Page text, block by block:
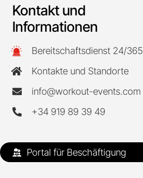
Kontakt und
Informationen
Bereitschaftsdienst 24/365
Kontakte und Standorte
info@workout-events.com
+34 919 89 39 49
Portal für Beschäftigung